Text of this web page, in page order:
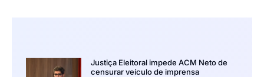
Justiça Eleitoral impede ACM Neto de
censurar veículo de imprensa